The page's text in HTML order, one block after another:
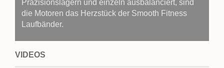
Präzisionslagern und einzeln ausbalanciert, sind
die Motoren das Herzstück der Smooth Fitness
Laufbänder.
VIDEOS